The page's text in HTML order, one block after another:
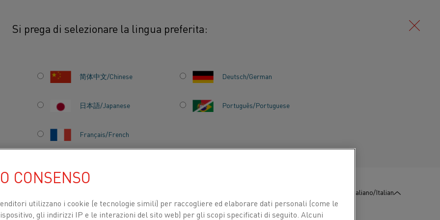
Si prega di selezionare la lingua preferita:
简体中文/Chinese Deutsch/German
日本語/Japanese Português/Portuguese
Français/French
Italiano/Italian
di flusso da 60 kW per soddisfare le esigenze di maggiore potenza.
UN
FLUSSO
CONSENSO
utilizzano i cookie (e tecnologie simili) per raccogliere ed elaborare dati personali (come le
gli indirizzi IP e le interazioni del sito web) per gli scopi specificati di seguito. Alcuni